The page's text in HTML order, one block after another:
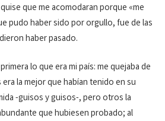
que me acomo­daran porque «me
pudo haber sido por orgullo, fue de las
haber pasado.
lo que era mi país: me quejaba de
la mejor que ha­bían tenido en su
-guisos y gui­sos-, pero otros la
que hu­biesen probado; al